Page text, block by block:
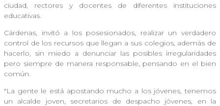
ciudad, rectores y docentes de diferentes instituciones
educativas.
Cárdenas, invitó a los posesionados, realizar un verdadero
control de los recursos que llegan a sus colegios, además de
hacerlo, sin miedo a denunciar las posibles irregularidades
pero siempre de manera responsable, pensando en el bien
común.
"La gente le está apostando mucho a los jóvenes, tenemos
un alcalde joven, secretarios de despacho jóvenes, en la